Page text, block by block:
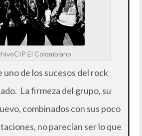
El Colombiano
uno de los sucesos del rock
La firmeza del grupo, su
combinados con sus poco
no parecían ser lo que